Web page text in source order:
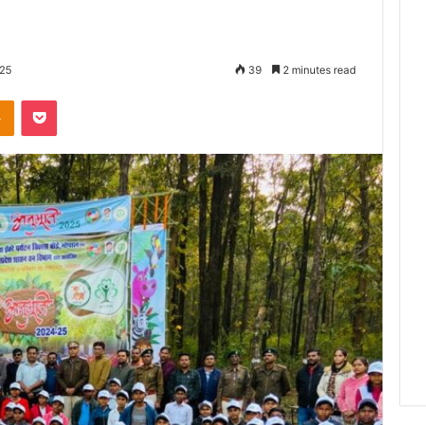
39 2 minutes read